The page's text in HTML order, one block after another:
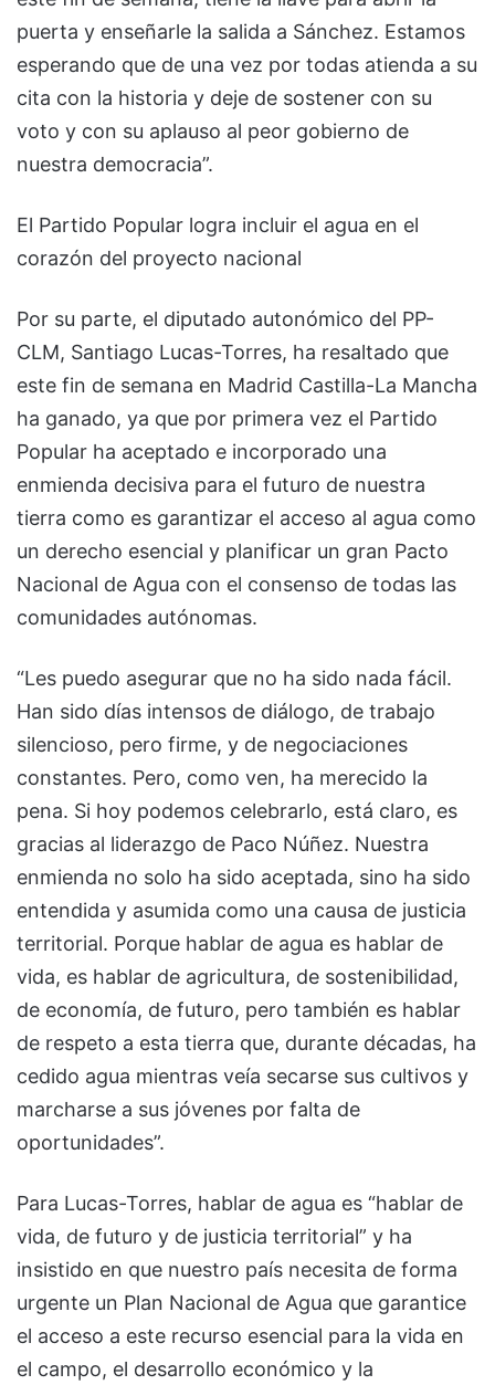
puerta y enseñarle la salida a Sánchez. Estamos
esperando que de una vez por todas atienda a su
cita con la historia y deje de sostener con su
voto y con su aplauso al peor gobierno de
nuestra democracia”.
El Partido Popular logra incluir el agua en el
corazón del proyecto nacional
Por su parte, el diputado autonómico del PP-
CLM, Santiago Lucas-Torres, ha resaltado que
este fin de semana en Madrid Castilla-La Mancha
ha ganado, ya que por primera vez el Partido
Popular ha aceptado e incorporado una
enmienda decisiva para el futuro de nuestra
tierra como es garantizar el acceso al agua como
un derecho esencial y planificar un gran Pacto
Nacional de Agua con el consenso de todas las
comunidades autónomas.
“Les puedo asegurar que no ha sido nada fácil.
Han sido días intensos de diálogo, de trabajo
silencioso, pero firme, y de negociaciones
constantes. Pero, como ven, ha merecido la
pena. Si hoy podemos celebrarlo, está claro, es
gracias al liderazgo de Paco Núñez. Nuestra
enmienda no solo ha sido aceptada, sino ha sido
entendida y asumida como una causa de justicia
territorial. Porque hablar de agua es hablar de
vida, es hablar de agricultura, de sostenibilidad,
de economía, de futuro, pero también es hablar
de respeto a esta tierra que, durante décadas, ha
cedido agua mientras veía secarse sus cultivos y
marcharse a sus jóvenes por falta de
oportunidades”.
Para Lucas-Torres, hablar de agua es “hablar de
vida, de futuro y de justicia territorial” y ha
insistido en que nuestro país necesita de forma
urgente un Plan Nacional de Agua que garantice
el acceso a este recurso esencial para la vida en
el campo, el desarrollo económico y la